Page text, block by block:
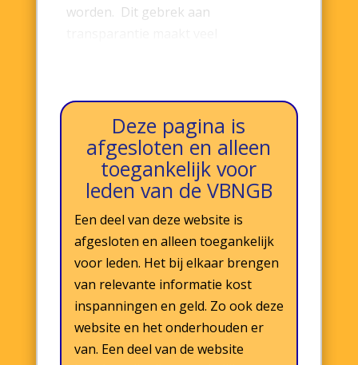
worden. Dit gebrek aan
Deze pagina is
afgesloten en alleen
toegankelijk voor
leden van de VBNGB
Een deel van deze website is
afgesloten en alleen toegankelijk
voor leden. Het bij elkaar brengen
van relevante informatie kost
inspanningen en geld. Zo ook deze
website en het onderhouden er
van. Een deel van de website